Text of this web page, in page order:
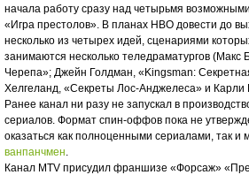
начала работу сразу над четырьмя
«Игра престолов». В планах HBO довести до
несколько из четырех идей, сценариями
занимаются несколько теледраматургов (Макс
Черепа»; Джейн Голдман, «Kingsman:
Хелгеланд, «Секреты Лос-Анджелеса» и
Ранее канал ни разу не запускал в
сериалов. Формат спин-оффов пока не
оказаться как полноценными сериалами, так и
ванпанчмен.
Канал MTV присудил франшизе «Форсаж»